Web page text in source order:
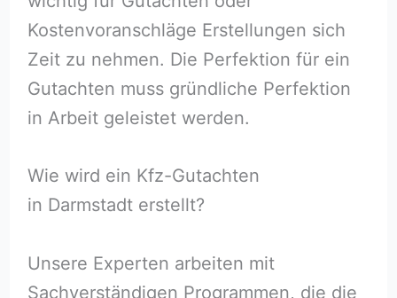
Kostenvoranschläge Erstellungen sich
Zeit zu nehmen. Die Perfektion für ein
Gutachten muss gründliche Perfektion
in Arbeit geleistet werden.
Wie wird ein Kfz-Gutachten
in Darmstadt erstellt?
Unsere Experten arbeiten mit
Sachverständigen Programmen, die die